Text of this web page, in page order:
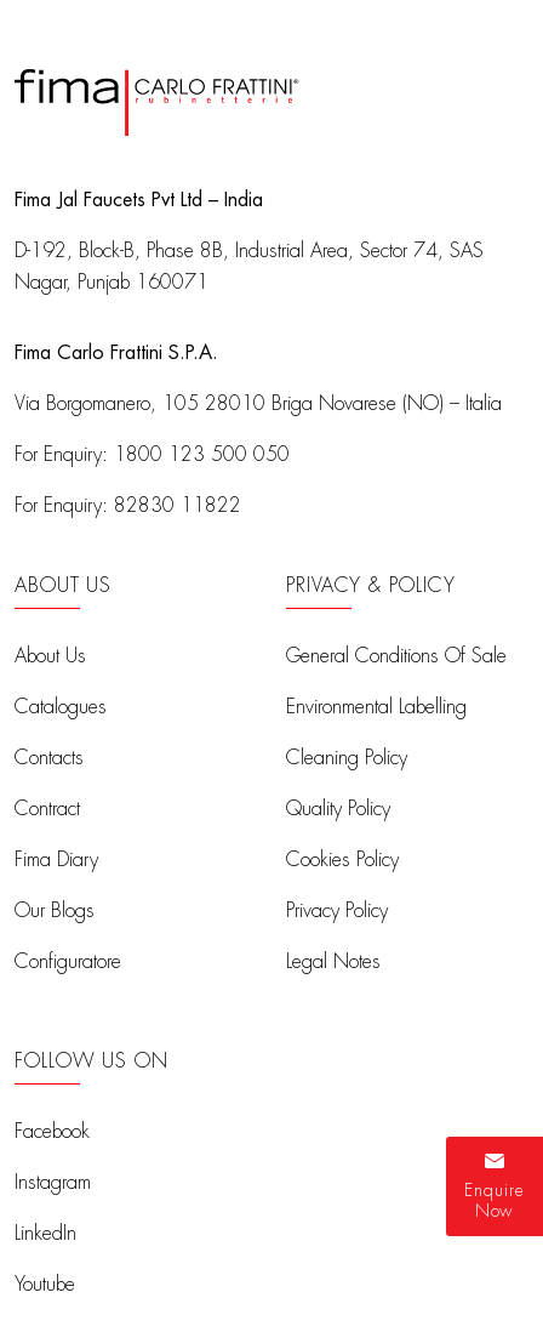
Fima Jal Faucets Pvt Ltd – India
D-192, Block-B, Phase 8B, Industrial Area, Sector 74, SAS
Nagar, Punjab 160071
Fima Carlo Frattini S.P.A.
Via Borgomanero, 105 28010 Briga Novarese (NO) – Italia
For Enquiry: 1800 123 500 050
For Enquiry: 82830 11822
ABOUT US
About Us
Catalogues
Contacts
Contract
Fima Diary
Our Blogs
Configuratore
PRIVACY & POLICY
General Conditions Of Sale
Environmental Labelling
Cleaning Policy
Quality Policy
Cookies Policy
Privacy Policy
Legal Notes
FOLLOW US ON
Facebook
Instagram
LinkedIn
Youtube
Enquire
Now